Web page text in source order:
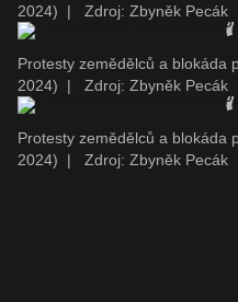
2024)
| Zdroj: Zbyněk Pecák
Protesty zemědělců a blokáda
2024)
| Zdroj: Zbyněk Pecák
Protesty zemědělců a blokáda
2024)
| Zdroj: Zbyněk Pecák